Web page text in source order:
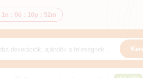
1n : 0ó : 10p : 51m